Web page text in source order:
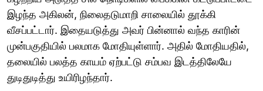
இழந்த அகிலன், நிலைதடுமாறி சாலையில் தூக்கி
வீசப்பட்டார். இதையடுத்து அவர் பின்னால் வந்த காரின்
முன்பகுதியில் பலமாக மோதியுள்ளார். அதில் மோதியதில்,
தலையில் பலத்த காயம் ஏற்பட்டு சம்பவ இடத்திலேயே
துடிதுடித்து உயிரிழந்தார்.